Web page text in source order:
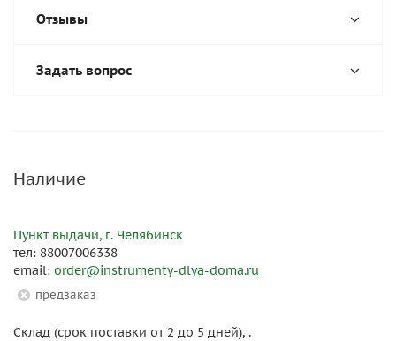
Отзывы
Задать вопрос
Наличие
Пункт выдачи, г. Челябинск
тел: 88007006338
email: order@instrumenty-dlya-doma.ru
Предзаказ
Склад (срок поставки от 2 до 5 дней), .